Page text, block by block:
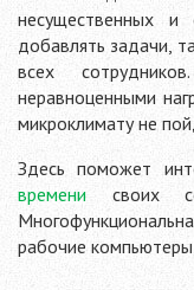
несущественных
добавлять задачи,
всех
неравноценными
микроклимату не
Здесь поможет
времени своих
рабочие